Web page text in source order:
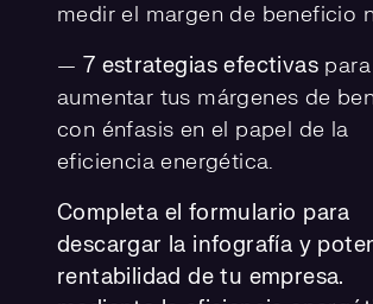
medir el margen de beneficio
— 7 estrategias efectivas para
aumentar tus márgenes de
con énfasis en el papel de la
eficiencia energética.
Completa el formulario para
descargar la infografía y
rentabilidad de tu empresa.